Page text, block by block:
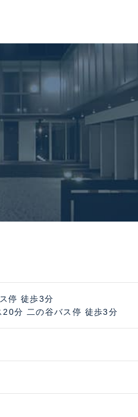
停 徒歩3分
分 二の谷バス停 徒歩3分